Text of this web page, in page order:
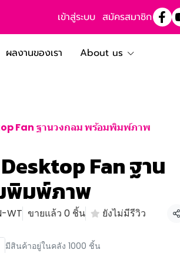
เข้าสู่ระบบ สมัครสมาชิก
ผลงานของเรา
About us
Fan ฐานวงกลม พร้อมพิมพ์ภาพ
Fan ฐาน
พิมพ์ภาพ
WT ขายแล้ว 0 ชิ้น ยังไม่มีรีวิว
มีสินค้าอยู่ในคลัง 1000 ชิ้น